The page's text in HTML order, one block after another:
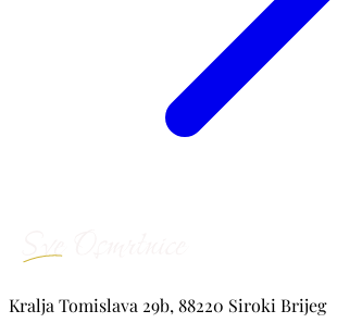
Kralja Tomislava 29b, 88220 Siroki Brijeg